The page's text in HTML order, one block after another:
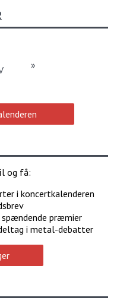
»
og få:
i koncertkalenderen
spændende præmier
i metal-debatter